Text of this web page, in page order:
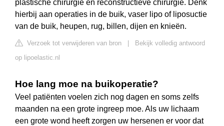
plastische chirurgie en reconstructieve chirurgie. Denk
hierbij aan operaties in de buik, vaser lipo of liposuctie
van de buik, heupen, rug, billen, dijen en knieën.
Verzoek tot verwijderen van bron
Bekijk volledig antwoord
op lipoelastic.nl
Hoe lang moe na buikoperatie?
Veel patiënten voelen zich nog dagen en soms zelfs
maanden na een grote ingreep moe. Als uw lichaam
een grote wond heeft zorgen uw hersenen er voor dat